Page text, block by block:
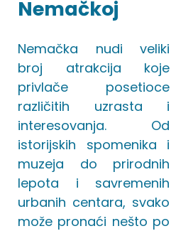
Nemačkoj
Nemačka nudi veliki
broj atrakcija koje
privlače posetioce
različitih uzrasta i
interesovanja. Od
istorijskih spomenika i
muzeja do prirodnih
lepota i savremenih
urbanih centara, svako
može pronaći nešto po